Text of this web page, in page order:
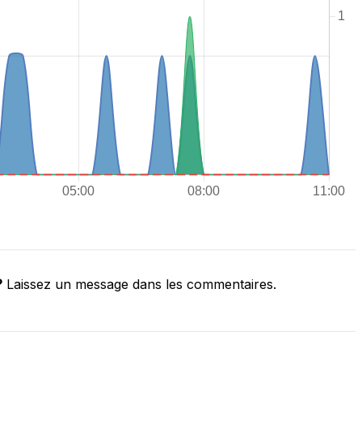
Laissez un message dans les commentaires.